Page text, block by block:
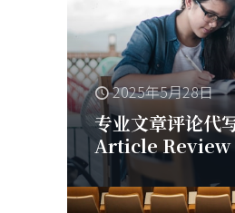
2025年5月28日
专业文章评论代
Article Review